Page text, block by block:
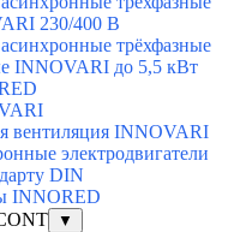
230/400 В
трёхфазные
INNOVARI до 5,5 кВт
вентиляция INNOVARI
электродвигатели
DIN
INNORED
▼